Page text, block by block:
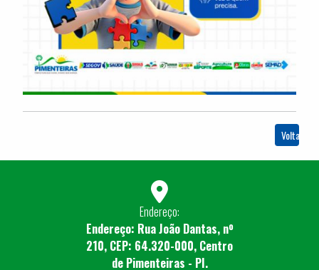
Voltar
Endereço:
Endereço: Rua João Dantas, nº
210, CEP: 64.320-000, Centro
de Pimenteiras - PI.